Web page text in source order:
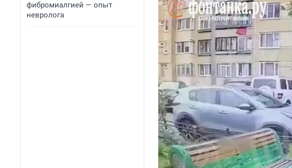
фибромиалгией — опыт
невролога